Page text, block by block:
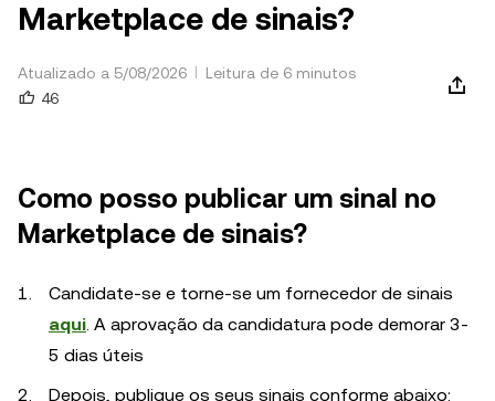
Marketplace de sinais?
Atualizado a 5/08/2026
Leitura de 6 minutos
46
Como posso publicar um sinal no
Marketplace de sinais?
Candidate-se e torne-se um fornecedor de sinais
aqui. A aprovação da candidatura pode demorar 3-
5 dias úteis
Depois, publique os seus sinais conforme abaixo: